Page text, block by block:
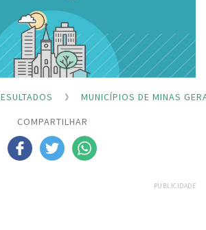
MUNICÍPIOS DE MINAS
COMPARTILHAR
PUBLICIDADE